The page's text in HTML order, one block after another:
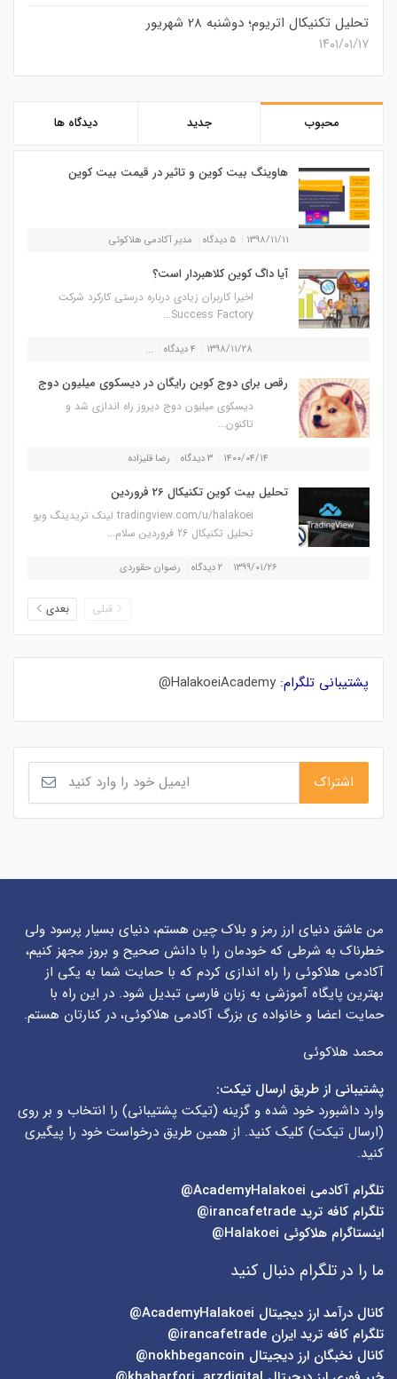
تحلیل تکنیکال اتریوم؛ دوشنبه 28 شهریور
۱۴۰۱/۰۱/۱۷
محبوب جدید دیدگاه ها
هاوینگ بیت کوین و تاثیر در قیمت بیت کوین
۱۳۹۸/۱۱/۱۱ ۵ دیدگاه مدیر آکادمی هلاکوئی
آیا داگ کوین کلاهبردار است؟
اخیرا کاربران زیادی درباره درستی کارکرد شرکت
Success Factory...
۱۳۹۸/۱۱/۲۸ ۴ دیدگاه ...
رقص برای دوج کوین رایگان در دیسکوی میلیون دوج
دیسکوی میلیون دوج دیروز راه اندازی شد و
تاکنون...
۱۴۰۰/۰۴/۱۴ ۳ دیدگاه رضا قلیزاده
تحلیل بیت کوین تکنیکال 26 فروردین
tradingview.com/u/halakoei لینک تریدینگ ویو
تحلیل تکنیکال 26 فروردین سلام...
۱۳۹۹/۰۱/۲۶ ۲ دیدگاه رضوان حقوردی
قبلی بعدی
پشتیبانی تلگرام: HalakoeiAcademy@
من عاشق دنیای ارز رمز و بلاک چین هستم، دنیای بسیار پرسود ولی
خطرناک به شرطی که خودمان را با دانش صحیح و بروز مجهز کنیم،
آکادمی هلاکوئی را راه اندازی کردم که با حمایت شما به یکی از
بهترین پایگاه آموزشی به زبان فارسی تبدیل شود. در این راه با
حمایت اعضا و خانواده ی بزرگ آکادمی هلاکوئی، در کنارتان هستم.
محمد هلاکوئی
پشتیبانی از طریق ارسال تیکت:
وارد داشبورد خود شده و گزینه (تیکت پشتیبانی) را انتخاب و بر روی
(ارسال تیکت) کلیک کنید. از همین طریق درخواست خود را پیگیری
کنید.
تلگرام آکادمی
تلگرام کافه ترید irancafetrade@
اینستاگرام هلاکوئی Halakoei@
ما را در تلگرام دنبال کنید
کانال درآمد ارز دیجیتال AcademyHalakoei@
تلگرام کافه ترید ایران irancafetrade@
کانال نخبگان ارز دیجیتال nokhbegancoin@